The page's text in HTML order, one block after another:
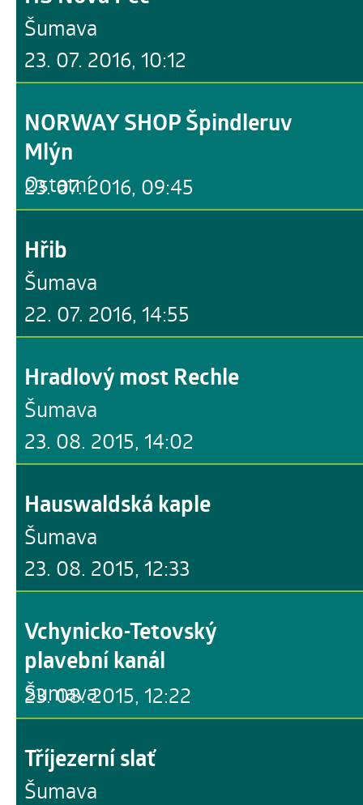
23. 07. 2016, 10:12
Šumava
23. 07. 2016, 09:45
NORWAY SHOP Špindleruv
Mlýn
Ostatní
22. 07. 2016, 14:55
Hřib
Šumava
23. 08. 2015, 14:02
Hradlový most Rechle
Šumava
23. 08. 2015, 12:33
Hauswaldská kaple
Šumava
23. 08. 2015, 12:22
Vchynicko-Tetovský
plavební kanál
Šumava
Tříjezerní slať
Šumava